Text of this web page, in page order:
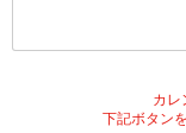
カレ
下記ボタン